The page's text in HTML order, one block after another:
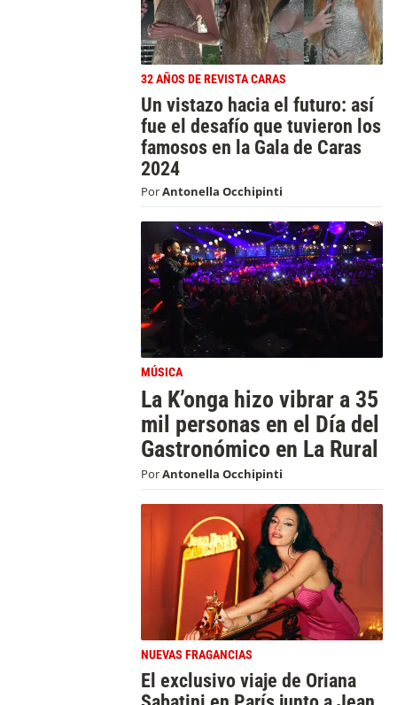
32 AÑOS DE REVISTA CARAS
Un vistazo hacia el futuro: así
fue el desafío que tuvieron los
famosos en la Gala de Caras
2024
PorAntonella Occhipinti
MÚSICA
La K’onga hizo vibrar a 35
mil personas en el Día del
Gastronómico en La Rural
PorAntonella Occhipinti
NUEVAS FRAGANCIAS
El exclusivo viaje de Oriana